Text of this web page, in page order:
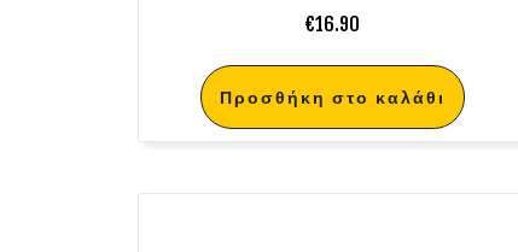
€16.90
Προσθήκη στο καλάθι